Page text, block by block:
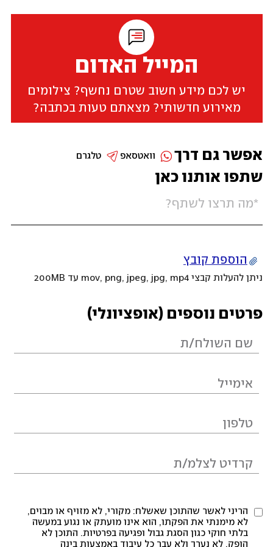
המייל האדום
יש לכם מידע חשוב שטרם נחשף? צילומים
מאירוע חדשותי? מצאתם טעות בכתבה?
שתפו אותנו כאן
הוספת קובץ
ניתן להעלות קבצי mov, png, jpeg, jpg, mp4 עד 200MB
פרטים נוספים (אופציונלי)
הריני לאשר שהתוכן שאשלח: מקורי, לא מזויף או מבוים,
לא מימנתי את הפקתו, הוא אינו מועתק או נגוע במעשה
בלתי חוקי כגון הסגת גבול ופגיעה בפרטיות. התוכן לא
הופק, לא נערך ולא עבר כל עיבוד באמצעות בינה
אפשר גם דרך טלגרם וואטסאפ